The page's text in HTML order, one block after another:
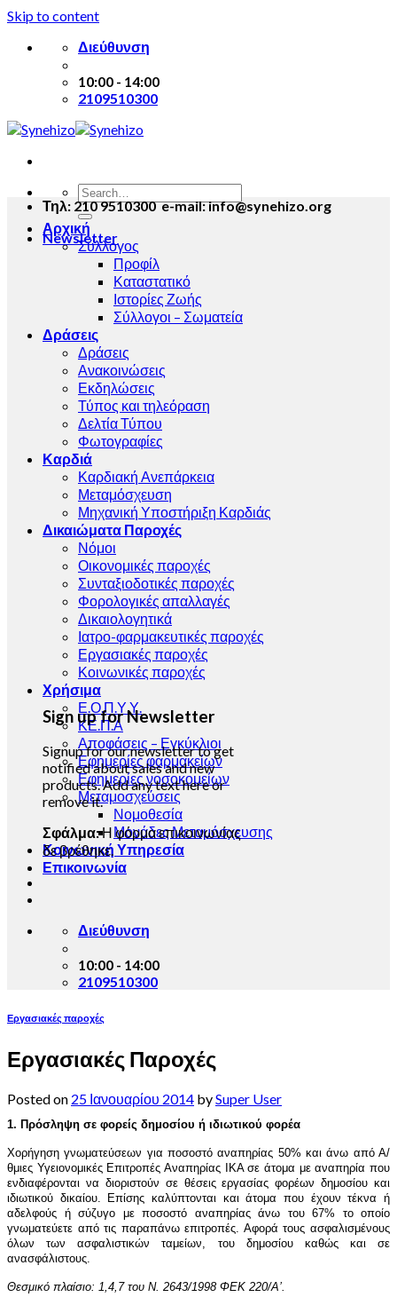
Skip to content
Διεύθυνση
10:00 - 14:00
2109510300
Αρχική
Σύλλογος
Προφίλ
Καταστατικό
Ιστορίες Ζωής
Σύλλογοι – Σωματεία
Δράσεις
Δράσεις
Ανακοινώσεις
Εκδηλώσεις
Τύπος και τηλεόραση
Δελτία Τύπου
Φωτογραφίες
Καρδιά
Καρδιακή Ανεπάρκεια
Μεταμόσχευση
Μηχανική Υποστήριξη Καρδιάς
Δικαιώματα Παροχές
Νόμοι
Οικονομικές παροχές
Συνταξιοδοτικές παροχές
Φορολογικές απαλλαγές
Δικαιολογητικά
Ιατρο-φαρμακευτικές παροχές
Εργασιακές παροχές
Κοινωνικές παροχές
Χρήσιμα
Ε.Ο.Π.Υ.Υ.
ΚΕ.Π.Α
Αποφάσεις – Εγκύκλιοι
Εφημερίες φαρμακείων
Εφημερίες νοσοκομείων
Μεταμοσχεύσεις
Νομοθεσία
Μονάδες Μεταμόσχευσης
Κοινωνική Υπηρεσία
Επικοινωνία
Τηλ: 210 9510300 e-mail: info@synehizo.org
Newsletter
Sign up for Newsletter
Signup for our newsletter to get
notified about sales and new
products. Add any text here or
remove it.
Σφάλμα:Η φόρμα επικοινωνίας
δε βρέθηκε.
Διεύθυνση
10:00 - 14:00
2109510300
Εργασιακές παροχές
Εργασιακές Παροχές
Posted on 25 Ιανουαρίου 2014 bySuper User
1. Πρόσληψη σε φορείς δημοσίου ή ιδιωτικού φορέα
Χορήγηση γνωματεύσεων για ποσοστό αναπηρίας 50% και άνω από Α/
θμιες Υγειονομικές Επιτροπές Αναπηρίας ΙΚΑ σε άτομα με αναπηρία που
ενδιαφέρονται να διοριστούν σε θέσεις εργασίας φορέων δημοσίου και
ιδιωτικού δικαίου. Επίσης καλύπτονται και άτομα που έχουν τέκνα ή
αδελφούς ή σύζυγο με ποσοστό αναπηρίας άνω του 67% το οποίο
γνωματεύετε από τις παραπάνω επιτροπές. Αφορά τους ασφαλισμένους
όλων των ασφαλιστικών ταμείων, του δημοσίου καθώς και σε
ανασφάλιστους.
Θεσμικό πλαίσιο: 1,4,7 του Ν. 2643/1998 ΦΕΚ 220/Α’.